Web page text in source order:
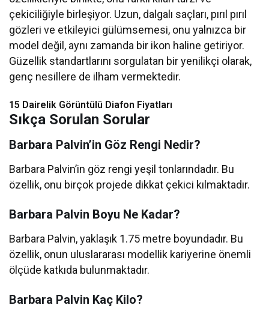
çekiciliğiyle birleşiyor. Uzun, dalgalı saçları, pırıl pırıl
gözleri ve etkileyici gülümsemesi, onu yalnızca bir
model değil, aynı zamanda bir ikon haline getiriyor.
Güzellik standartlarını sorgulatan bir yenilikçi olarak,
genç nesillere de ilham vermektedir.
15 Dairelik Görüntülü Diafon Fiyatları
Sıkça Sorulan Sorular
Barbara Palvin’in Göz Rengi Nedir?
Barbara Palvin’in göz rengi yeşil tonlarındadır. Bu
özellik, onu birçok projede dikkat çekici kılmaktadır.
Barbara Palvin Boyu Ne Kadar?
Barbara Palvin, yaklaşık 1.75 metre boyundadır. Bu
özellik, onun uluslararası modellik kariyerine önemli
ölçüde katkıda bulunmaktadır.
Barbara Palvin Kaç Kilo?